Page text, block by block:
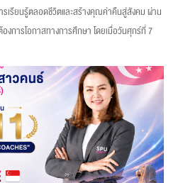
เรียนรู้ตลอดชีวิตและสร้างคุณค่าคืนสู่สังคม ผ่าน
การโอกาสทางการศึกษา โดยเมื่อวันศุกร์ที่ 7